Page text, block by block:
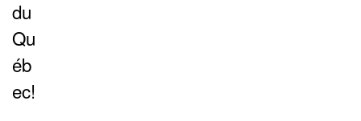
du
Qu
éb
ec!